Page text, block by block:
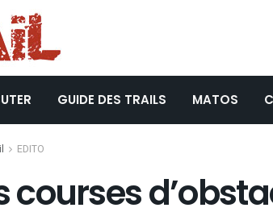
GUIDE DES TRAILS MATOS
EDITO
courses